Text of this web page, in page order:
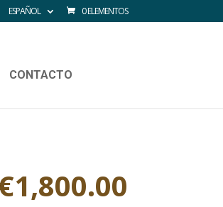
ESPAÑOL 0 ELEMENTOS
CONTACTO
1,800.00